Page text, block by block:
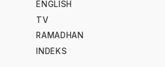
ENGLISH
TV
RAMADHAN
INDEKS